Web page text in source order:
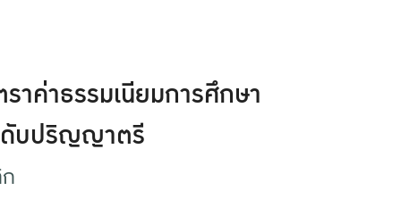
าค่าธรรมเนียมการศึกษา
ดับปริญญาตรี